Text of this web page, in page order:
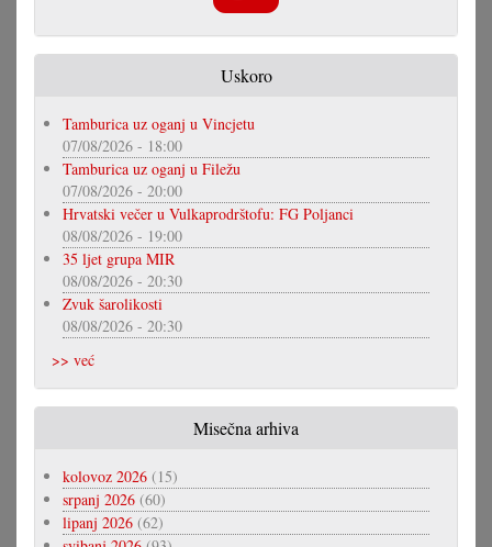
Uskoro
Tamburica uz oganj u Vincjetu
07/08/2026 - 18:00
Tamburica uz oganj u Filežu
07/08/2026 - 20:00
Hrvatski večer u Vulkaprodrštofu: FG Poljanci
08/08/2026 - 19:00
35 ljet grupa MIR
08/08/2026 - 20:30
Zvuk šarolikosti
08/08/2026 - 20:30
>> već
Misečna arhiva
kolovoz 2026 (15)
srpanj 2026 (60)
lipanj 2026 (62)